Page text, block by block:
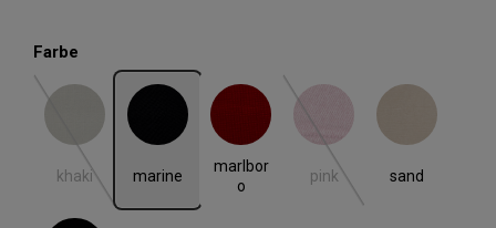
Farbe
khaki
khaki
(Diese Option ist zurzeit nicht verfügbar.)
marine
marine
marlbor
o
marlboro
pink
pink
(Diese Option ist zurzeit
sand
sand